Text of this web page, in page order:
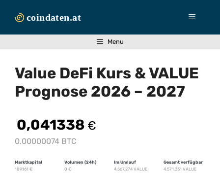
Inhalt
Menü
Menu
Value DeFi Kurs & VALUE
Prognose 2026 – 2027
0,041338 €
0.00000074 BTC
Marktkapital
189.161 €
Volumen (24h)
0 €
Im Umlauf
4.567.274 VALUE
Gesamt verfügbar
4.571.331 VALUE